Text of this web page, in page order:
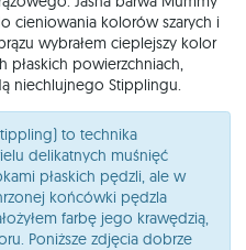
cieniowania kolorów szarych i
wybrałem cieplejszy kolor
płaskich powierzchniach,
niechlujnego Stipplingu.
to technika
delikatnych muśnięć
płaskich pędzli, ale w
końcówki pędzla
farbę jego krawędzią,
Poniższe zdjęcia dobrze